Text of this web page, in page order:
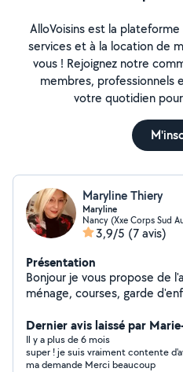
AlloVoisins est la
services et à la location de
vous ! Rejoignez notre
membres, professionnels
votre quotidien
Maryline Thiery
Maryline
Nancy (Xxe Corps Sud
3,9/5 (7 avis)
Présentation
Bonjour je vous propose de
ménage, courses, garde
Dernier avis laissé par
Il y a plus de 6 mois
super ! je suis vraiment contente
ma demande Merci beaucoup